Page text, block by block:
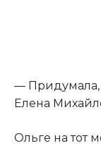
— Придумала,
Елена
Ольге на тот